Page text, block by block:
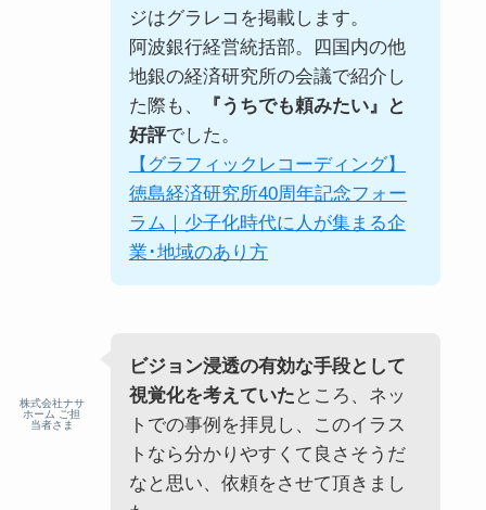
ジはグラレコを掲載します。
阿波銀行経営統括部。四国内の他
地銀の経済研究所の会議で紹介し
た際も、
『うちでも頼みたい』と
好評でした。
【グラフィックレコーディング】
徳島経済研究所40周年記念フォー
ラム｜少子化時代に人が集まる企
業･地域のあり方
株式会社ナサ
ホーム ご担
当者さま
ビジョン浸透の有効な手段として
視覚化を考えていた ところ、ネッ
トでの事例を拝見し、このイラス
トなら分かりやすくて良さそうだ
なと思い、依頼をさせて頂きまし